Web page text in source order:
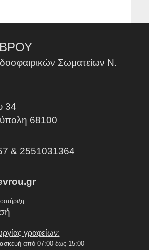
Σωματείων Ν.
34
68100
& 2551031364
γραφείων:
από 07:00 έως 15:00